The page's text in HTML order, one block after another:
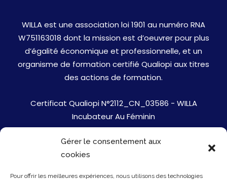
Gérer le consentement aux
cookies
Pour offrir les meilleures expériences, nous utilisons des technologies
WILLA est une association loi 1901 au numéro RNA
W751163018 dont la mission est d’oeuvrer pour plus
d’égalité économique et professionnelle, et un
organisme de formation certifié Qualiopi aux titres
des actions de formation.
Certificat Qualiopi N°2112_CN_03586 - WILLA
Incubateur Au Féminin
Jobs
Mentions Légales